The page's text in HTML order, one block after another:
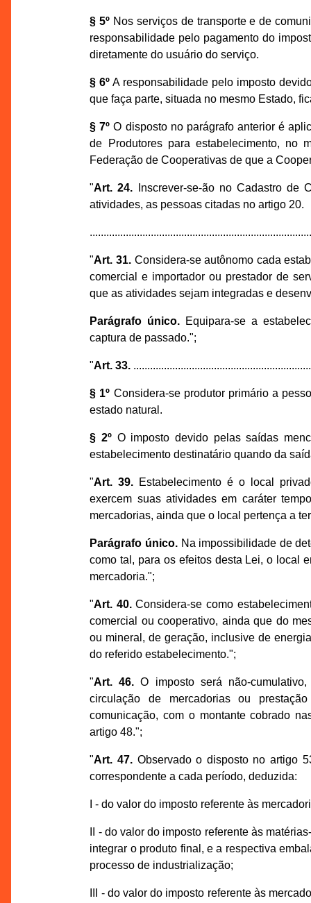
§ 5º Nos serviços de transporte e de
responsabilidade pelo pagamento do
diretamente do usuário do serviço.
§ 6º A responsabilidade pelo imposto
que faça parte, situada no mesmo Estado,
§ 7º O disposto no parágrafo anterior é
de Produtores para estabelecimento, no
Federação de Cooperativas de que a
"Art. 24. Inscrever-se-ão no Cadastro de
atividades, as pessoas citadas no artigo 20.
"Art. 31.Considera-se autônomo cada
comercial e importador ou prestador de
que as atividades sejam integradas e
Parágrafo único. Equipara-se a
captura de passado.";
"Art. 33.
§ 1º Considera-se produtor primário a
estado natural.
§ 2º O imposto devido pelas saídas
estabelecimento destinatário quando da
"Art. 39. Estabelecimento é o local
exercem suas atividades em caráter
mercadorias, ainda que o local pertença a
Parágrafo único.Na impossibilidade de
como tal, para os efeitos desta Lei, o local
mercadoria.";
"Art. 40.Considera-se como
comercial ou cooperativo, ainda que do
ou mineral, de geração, inclusive de
do referido estabelecimento.";
"Art. 46. O imposto será não-
circulação de mercadorias ou
comunicação, com o montante cobrado
artigo 48.";
"Art. 47.Observado o disposto no artigo
correspondente a cada período, deduzida:
I - do valor do imposto referente às
II - do valor do imposto referente às
integrar o produto final, e a respectiva
processo de industrialização;
III - do valor do imposto referente às